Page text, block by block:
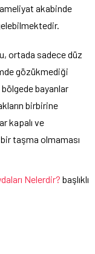
akabinde
ortada sadece düz
gözükmediği
bayanlar
birbirine
kapalı ve
taşma olmaması
Nelerdir? başlıklı